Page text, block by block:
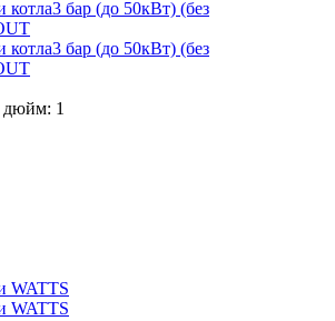
котла3 бар (до 50кВт) (без
котла3 бар (до 50кВт) (без
дюйм: 1
WATTS
WATTS